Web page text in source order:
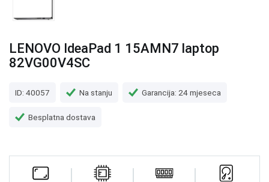
LENOVO IdeaPad 1 15AMN7 laptop
82VG00V4SC
ID: 40057 Na stanju Garancija: 24 mjeseca
Besplatna dostava